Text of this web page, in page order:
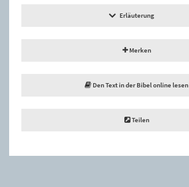
Erläuterung
Merken
Den Text in der Bibel online lesen
Teilen